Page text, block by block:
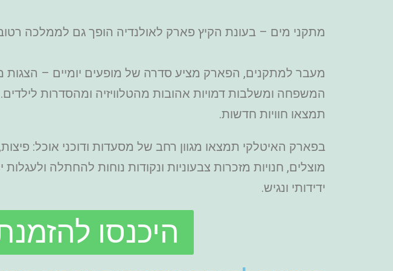
מתקני מים – בעונת הקיץ פארק לאולנדיה הופך גם לממלכה
מעבר למתקנים, הפארק מציע סדרה של מופעים יומיים – הצגות
המשפחה ומשלבות דמויות אהובות מהטלוויזיה ומהסדרות
תמצאו חוויות חדשות.
בפארק האיטלקי תמצאו מגוון רחב של מסעדות ודוכני אוכל:
מוצלים, חנויות מזכרות צבעוניות ונקודות נוחות להחתלה
ידידותי ונגיש.
היכנסו